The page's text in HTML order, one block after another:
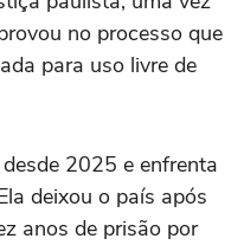
no processo que
para uso livre de
2025 e enfrenta
deixou o país após
anos de prisão por